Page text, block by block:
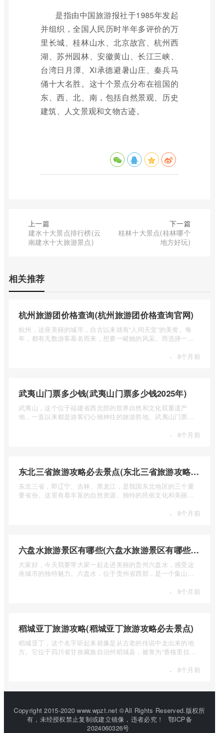
是指由中国旅游报社于1985年发起
并组织，全国人民历时半年多评价的万
里长城、桂林山水、北京故宫、杭州西
湖、苏州园林、安徽黄山、长江三峡、
台湾日月潭、Xi承德避暑山庄、秦兵马
俑十大名胜。这十个景点分布在祖国的
东、西、北、南，包括自然景观、历史
建筑、人文景观和文物古迹。
上一篇
建水十大景点排行榜(云
南建水十大旅游景点)
下一篇
桂林十大景点(桂林哪个
地方好玩)
相关推荐
杭州旅游团价格查询(杭州旅游团价格查询官网)
杭州，这座美丽的城市，自古以来就有“人间天堂”的美誉。每
年，都有无数游客慕名而来，想要一睹她的风采。而选择一个
· 8个月前
武夷山门票多少钱(武夷山门票多少钱2025年)
武夷山，这个位于福建省西北部的世界自然和文化双重遗产
地，一直以来都是游客们心驰神往的旅游胜地。武夷山门票多
· 8个月前
东北三省旅游攻略必去景点(东北三省旅游攻略必去景点视频介绍)
东北三省，即辽宁、吉林、黑龙江，是我国东北地区的三个重
要省份。这里有着丰富的自然资源、独特的民俗文化和美丽的
· 8个月前
六盘水旅游景区有哪些(六盘水旅游景区有哪些景点值得去)
大家好，今天我要带大家一起走进美丽的贵州六盘水，感受这
座城市的独特魅力。六盘水，位于贵州省西部，是一个集山水
· 8个月前
稻城亚丁旅游攻略(稻城亚丁旅游攻略必去景点)
稻城亚丁，这个名字听起来就像是从古老的传说中走出来的地
方。它位于四川省甘孜藏族自治州稻城县，被誉为“香格里拉的
· 8个月前
Copyright 2015-2020 www.wpzt.net ©All Rights Reserved.版权所
有，未经授权禁止复制或建立镜像，违者必究！
鄂ICP备
2024060326号